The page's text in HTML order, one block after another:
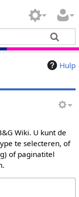
Hulp
Wiki. U kunt de
te selecteren, of
of paginatitel